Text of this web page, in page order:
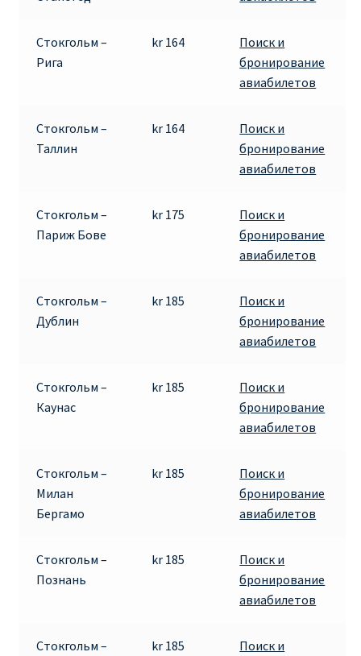
Барселона
БИЛЕТЫ RYANAIR НА ЗАВТРА КУПИТЬ ОНЛАЙН
ДЕШЕВЫЕ АВИАБИЛЕТЫ В БЕРЛИН
ДЕШЕВЫЕ АВИАБИЛЕТЫ В ВАРШАВУ
ДЕШЕВЫЕ АВИАБИЛЕТЫ В ЛОНДОН
ДЕШЕВЫЕ АВИАБИЛЕТЫ В ПАРИЖ
ИНФОРМАЦИЯ ДЛЯ ПАССАЖИРОВ
Стокгольм –
Рига
kr 164
Поиск и
бронирование
авиабилетов
Стокгольм –
Таллин
kr 164
Поиск и
бронирование
авиабилетов
Стокгольм –
Париж Бове
kr 175
Поиск и
бронирование
авиабилетов
Стокгольм –
Дублин
kr 185
Поиск и
бронирование
авиабилетов
Стокгольм –
Каунас
kr 185
Поиск и
бронирование
авиабилетов
Стокгольм –
Милан
Бергамо
kr 185
Поиск и
бронирование
авиабилетов
Стокгольм –
Познань
kr 185
Поиск и
бронирование
авиабилетов
Стокгольм –
kr 185
Поиск и